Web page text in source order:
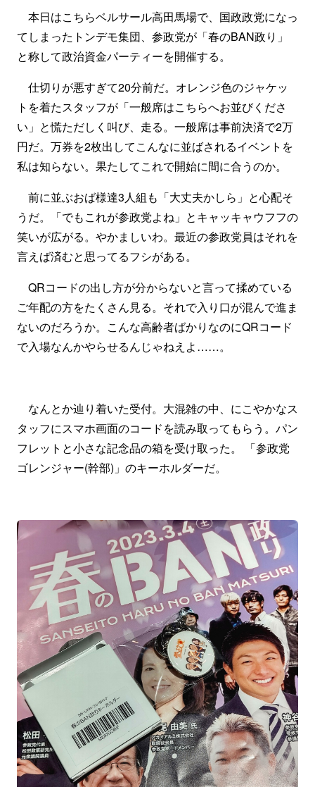
本日はこちらベルサール高田馬場で、国政政党になっ
てしまったトンデモ集団、参政党が「春のBAN政り」
と称して政治資金パーティーを開催する。
仕切りが悪すぎて20分前だ。オレンジ色のジャケッ
トを着たスタッフが「一般席はこちらへお並びくださ
い」と慌ただしく叫び、走る。一般席は事前決済で2万
円だ。万券を2枚出してこんなに並ばされるイベントを
私は知らない。果たしてこれで開始に間に合うのか。
前に並ぶおば様達3人組も「大丈夫かしら」と心配そ
うだ。「でもこれが参政党よね」とキャッキャウフフの
笑いが広がる。やかましいわ。最近の参政党員はそれを
言えば済むと思ってるフシがある。
QRコードの出し方が分からないと言って揉めている
ご年配の方をたくさん見る。それで入り口が混んで進ま
ないのだろうか。こんな高齢者ばかりなのにQRコード
で入場なんかやらせるんじゃねえよ……。
なんとか辿り着いた受付。大混雑の中、にこやかなス
タッフにスマホ画面のコードを読み取ってもらう。パン
フレットと小さな記念品の箱を受け取った。 「参政党
ゴレンジャー(幹部)」のキーホルダーだ。